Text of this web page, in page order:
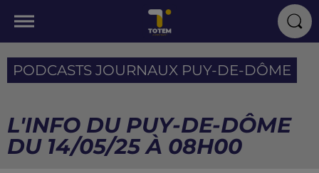
PODCASTS JOURNAUX PUY-DE-DÔME
L'INFO DU PUY-DE-DÔME
DU 14/05/25 À 08H00